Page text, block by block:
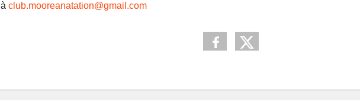
club.mooreanatation@gmail.com